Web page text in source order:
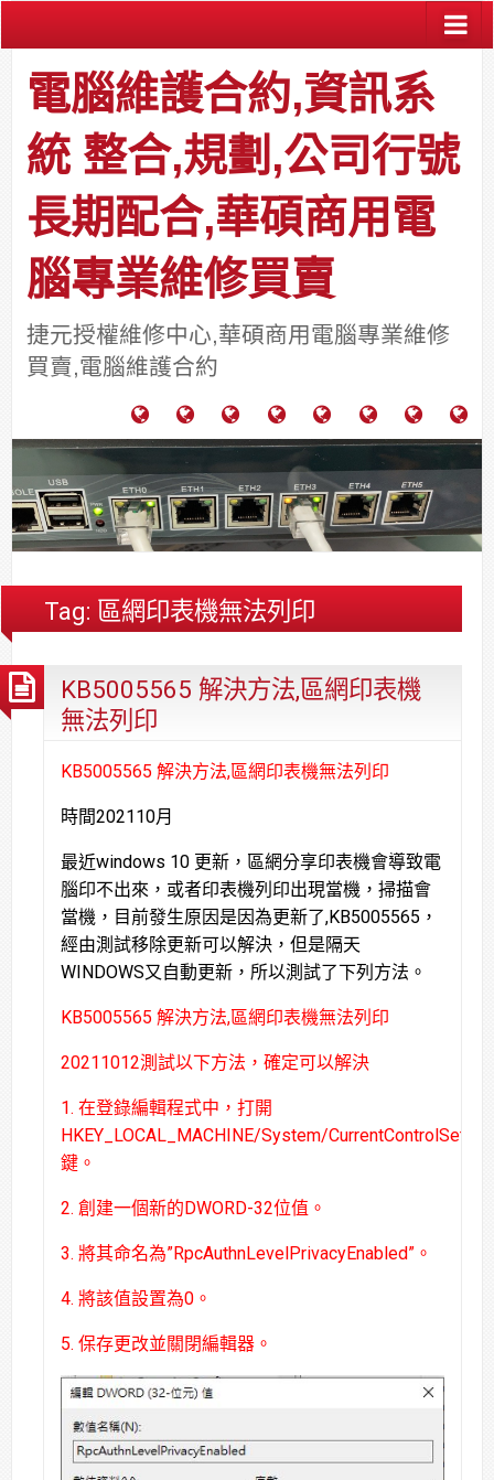
電腦維護合約,資訊系
統 整合,規劃,公司行號
長期配合,華碩商用電
腦專業維修買賣
捷元授權維修中心,華碩商用電腦專業維修
買賣,電腦維護合約
腦
護
合
約
功
例
分
享
於
力
通
通
報
關
系
統
視
系
統
安
修,
價
舍
網
路/
大
樓
公
網
決
中
料
件
區
團
法
台
中
Tag: 區網印表機無法列印
KB5005565 解決方法,區網印表機
無法列印
KB5005565 解決方法,區網印表機無法列印
時間202110月
最近windows 10 更新，區網分享印表機會導致電
腦印不出來，或者印表機列印出現當機，掃描會
當機，目前發生原因是因為更新了,KB5005565，
經由測試移除更新可以解決，但是隔天
WINDOWS又自動更新，所以測試了下列方法。
KB5005565 解決方法,區網印表機無法列印
20211012測試以下方法，確定可以解決
1. 在登錄編輯程式中，打開
HKEY_LOCAL_MACHINE/System/CurrentControlSet/
鍵。
2. 創建一個新的DWORD-32位值。
3. 將其命名為”RpcAuthnLevelPrivacyEnabled”。
4. 將該值設置為0。
5. 保存更改並關閉編輯器。